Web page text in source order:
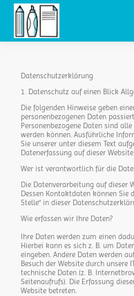
Datenschutzerklärung
1. Datenschutz auf einen Blick
Die folgenden Hinweise geben
personenbezogenen Daten
Personenbezogene Daten sind
werden können. Ausführliche
Sie unserer unter diesem Text
Datenerfassung auf dieser Website
Wer ist verantwortlich für die
Die Datenverarbeitung auf dieser
Dessen Kontaktdaten können Sie
Stelle“ in dieser
Wie erfassen wir Ihre Daten?
Ihre Daten werden zum einen
Hierbei kann es sich z. B. um
eingeben. Andere Daten werden
Besuch der Website durch unsere
technische Daten (z. B.
Seitenaufrufs). Die Erfassung
Website betreten.